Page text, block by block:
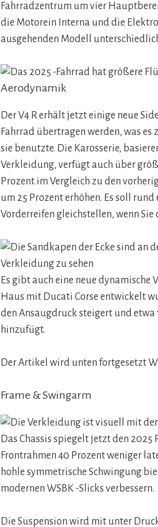
Fahrradzentrum um vier
die Motorein Interna und die
ausgehenden Modell
Aerodynamik
Der V4 R erhält jetzt einige neue
Fahrrad übertragen werden, was
sie benutzte. Die Karosserie,
Verkleidung, verfügt auch über
Prozent im Vergleich zu den
um 25 Prozent erhöhen. Es soll
Vorderreifen gleichstellen, wenn Sie
Es gibt auch eine neue
Haus mit Ducati Corse entwickelt
den Ansaugdruck steigert und
hinzufügt.
Der Artikel wird unten fortgesetzt
Frame & Swingarm
Das Chassis spiegelt jetzt den 2025
Frontrahmen 40 Prozent weniger
hohle symmetrische Schwingung
modernen WSBK -Slicks verbessern.
Die Suspension wird mit unter